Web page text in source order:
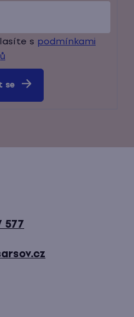
s podmínkami
se
577